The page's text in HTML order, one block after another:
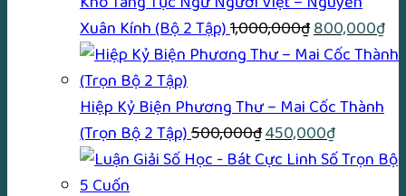
Xuân Kính (Bộ 2 Tập)1,000,000₫Giá
gốc
1,000,000₫.
800,000₫Giá
Hiệp Kỷ Biện Phương Thư – Mai Cốc Thành
(Trọn Bộ 2 Tập)500,000₫Giá
gốc
450,000₫Giá
hiện